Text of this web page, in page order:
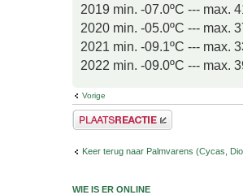
2019 min. -07.0ºC --- max.
2020 min. -05.0ºC --- max.
2021 min. -09.1ºC --- max.
2022 min. -09.0ºC --- max.
Vorige
Plaats een reactie
Keer terug naar Palmvarens (Cycas,
WIE IS ER ONLINE